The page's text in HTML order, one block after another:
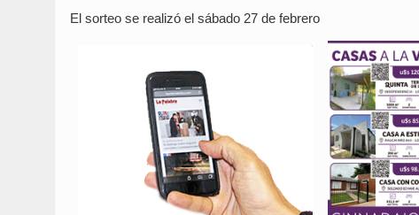
El sorteo se realizó el sábado 27 de febrero